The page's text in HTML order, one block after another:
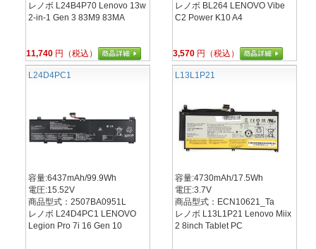
レノボ L24B4P70 Lenovo 13w
2-in-1 Gen 3 83M9 83MA
11,740 円（税込）
レノボ BL264 LENOVO Vibe
C2 Power K10 A4
3,570 円（税込）
L24D4PC1
容量:6437mAh/99.9Wh
電圧:15.52V
商品型式：2507BA0951L
レノボ L24D4PC1 LENOVO
Legion Pro 7i 16 Gen 10
L13L1P21
容量:4730mAh/17.5Wh
電圧:3.7V
商品型式：ECN10621_Ta
レノボ L13L1P21 Lenovo Miix
2 8inch Tablet PC